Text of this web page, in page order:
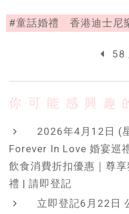
#童話婚禮 香港迪士尼
58
你可能感興趣
2026年4月12日 (
Forever In Love 婚宴巡
飲食消費折扣優惠｜尊
禮 | 請即登記
立即登記6月22日